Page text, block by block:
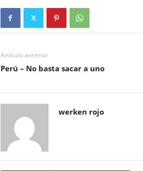
Artículo anterior
Perú – No basta sacar a uno
werken rojo